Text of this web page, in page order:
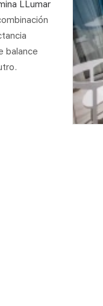
LLumar
balance